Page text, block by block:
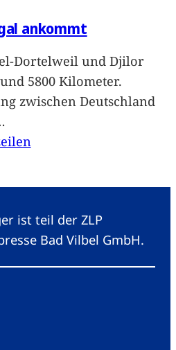
ankommt
Dortelweil und Djilor
5800 Kilometer.
zwischen Deutschland
ist teil der ZLP
Bad Vilbel GmbH.